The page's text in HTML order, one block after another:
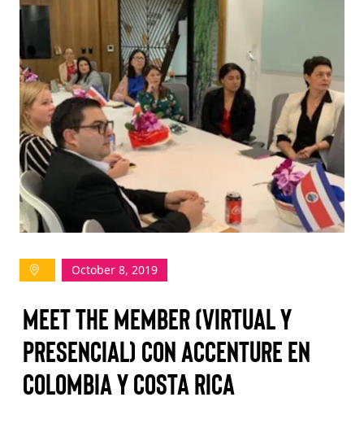
REGIONS
WOMEN-OWNED BUSINESSES
BUYER MEMBERSHIP
OUR IMPACT
TAKE ACTION
Log In
Join Us
Events
Donate
October 8, 2019
MEET THE MEMBER (VIRTUAL Y
PRESENCIAL) CON ACCENTURE EN
COLOMBIA Y COSTA RICA